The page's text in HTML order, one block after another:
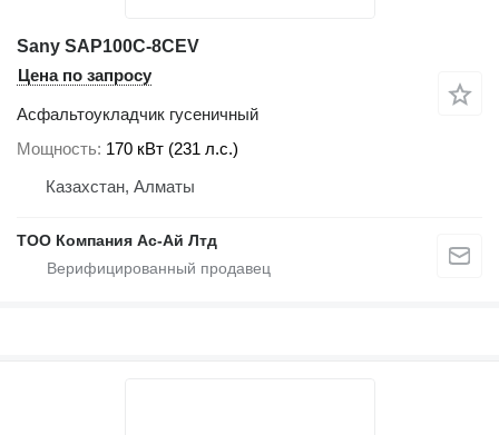
Sany SAP100C-8CEV
Цена по запросу
Асфальтоукладчик гусеничный
Мощность 170 кВт (231 л.с.)
Казахстан, Алматы
ТОО Компания Ас-Ай Лтд